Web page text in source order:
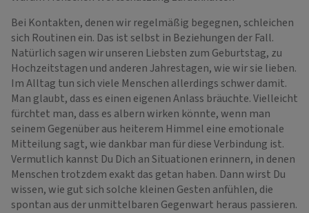
Bei Kontakten, denen wir regelmäßig begegnen, schleichen
sich Routinen ein. Das ist selbst in Beziehungen der Fall.
Natürlich sagen wir unseren Liebsten zum Geburtstag, zu
Hochzeitstagen und anderen Jahrestagen, wie wir sie lieben.
Im Alltag tun sich viele Menschen allerdings schwer damit.
Man glaubt, dass es einen eigenen Anlass bräuchte. Vielleicht
fürchtet man, dass es albern wirken könnte, wenn man
seinem Gegenüber aus heiterem Himmel eine emotionale
Mitteilung sagt, wie dankbar man für diese Verbindung ist.
Vermutlich kannst Du Dich an Situationen erinnern, in denen
Menschen trotzdem exakt das getan haben. Dann wirst Du
wissen, wie gut sich solche kleinen Gesten anfühlen, die
spontan aus der unmittelbaren Gegenwart heraus passieren.